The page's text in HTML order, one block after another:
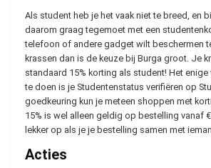
Als student heb je het vaak niet te breed, en
daarom graag tegemoet met een
telefoon of andere gadget wilt beschermen
krassen dan is de keuze bij Burga groot. Je
standaard 15% korting als student! Het
te doen is je Studentenstatus verifiëren op
goedkeuring kun je meteen shoppen met
15% is wel alleen geldig op bestelling vanaf
lekker op als je je bestelling samen met
Acties